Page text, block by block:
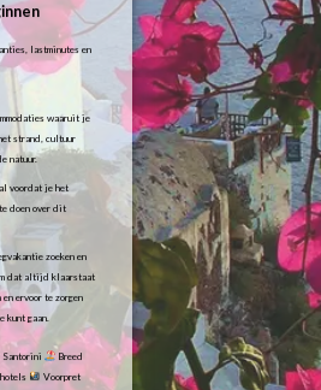
lastminutes en
waaruit je
strand, cultuur
natuur.
voordat je het
doen over dit
zoeken en
dat altijd klaarstaat
en ervoor te zorgen
kunt gaan.
Breed
Voorpret